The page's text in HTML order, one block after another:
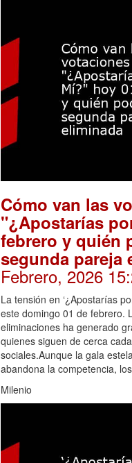
Cómo van las
"¿Apostarías
febrero y quién
segunda pareja
Febrero, 2026
La tensión en ‘¿Apostarías
este domingo 01 de febrero.
eliminaciones ha generado
quienes siguen de cerca
sociales.Aunque la gala
abandona la competencia,
Milenio